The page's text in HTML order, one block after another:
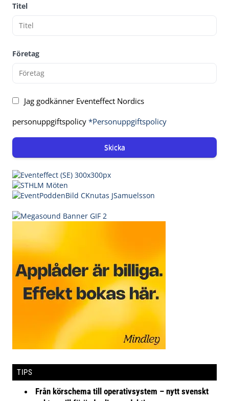
Titel
Företag
Jag godkänner Eventeffect Nordics
personuppgiftspolicy *Personuppgiftspolicy
Skicka
TIPS
Från körschema till operativsystem – nytt svenskt